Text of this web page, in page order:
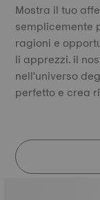
Mostra il tuo
semplicemente
ragioni e
li apprezzi. il
nell'universo
perfetto e crea